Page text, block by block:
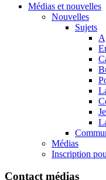
Médias et nouvelles
Nouvelles
Sujets
Médias
Inscription
Contact médias